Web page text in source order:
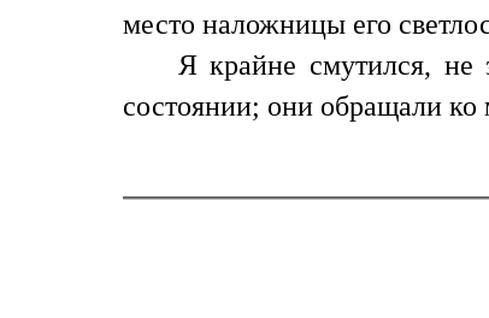
место наложницы его
Я крайне смутился, не
состоянии; они обращали